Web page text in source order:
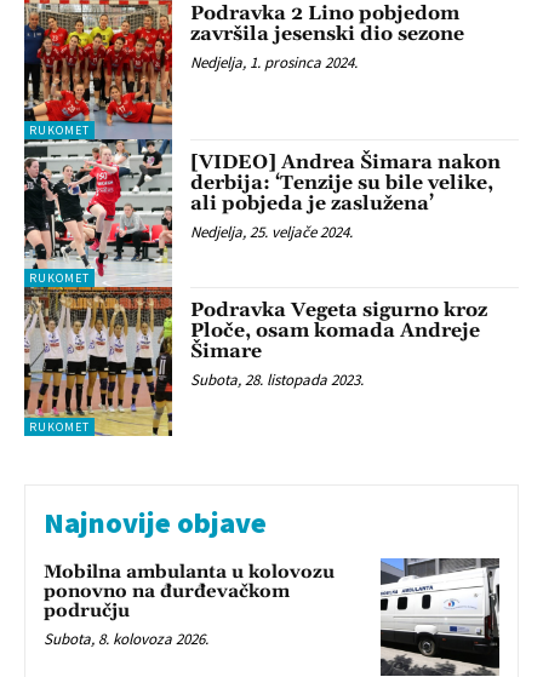
RUKOMET
Podravka 2 Lino pobjedom
završila jesenski dio sezone
Nedjelja, 1. prosinca 2024.
RUKOMET
[VIDEO] Andrea Šimara nakon
derbija: ‘Tenzije su bile velike,
ali pobjeda je zaslužena’
Nedjelja, 25. veljače 2024.
RUKOMET
Podravka Vegeta sigurno kroz
Ploče, osam komada Andreje
Šimare
Subota, 28. listopada 2023.
Najnovije objave
Mobilna ambulanta u kolovozu
ponovno na đurđevačkom
području
Subota, 8. kolovoza 2026.